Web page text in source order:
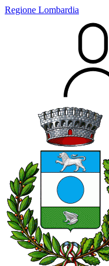
Regione Lombardia